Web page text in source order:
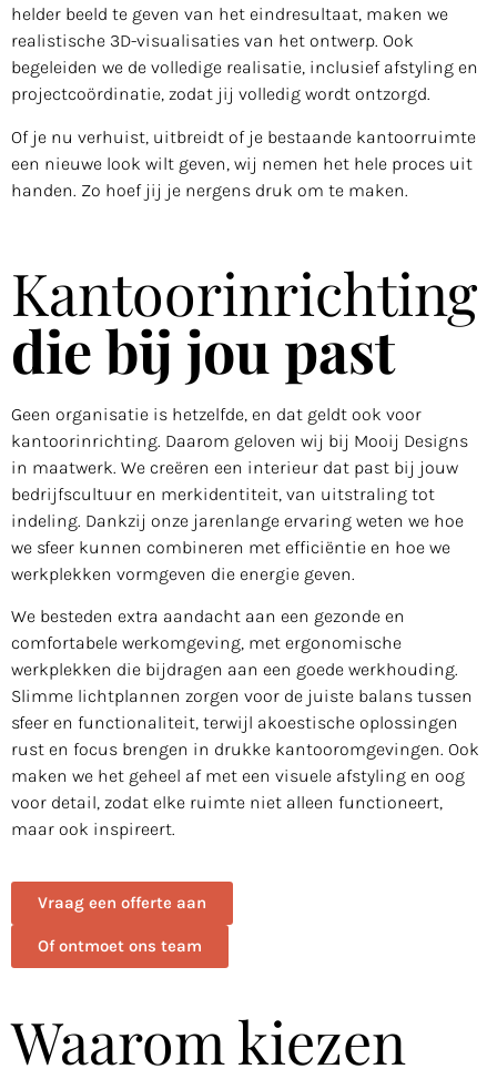
helder beeld te geven van het eindresultaat, maken we
realistische 3D-visualisaties van het ontwerp. Ook
begeleiden we de volledige realisatie, inclusief afstyling en
projectcoördinatie, zodat jij volledig wordt ontzorgd.
Of je nu verhuist, uitbreidt of je bestaande kantoorruimte
een nieuwe look wilt geven, wij nemen het hele proces uit
handen. Zo hoef jij je nergens druk om te maken.
Kantoorinrichting
die bij jou past
Geen organisatie is hetzelfde, en dat geldt ook voor
kantoorinrichting. Daarom geloven wij bij Mooij Designs
in maatwerk. We creëren een interieur dat past bij jouw
bedrijfscultuur en merkidentiteit, van uitstraling tot
indeling. Dankzij onze jarenlange ervaring weten we hoe
we sfeer kunnen combineren met efficiëntie en hoe we
werkplekken vormgeven die energie geven.
We besteden extra aandacht aan een gezonde en
comfortabele werkomgeving, met ergonomische
werkplekken die bijdragen aan een goede werkhouding.
Slimme lichtplannen zorgen voor de juiste balans tussen
sfeer en functionaliteit, terwijl akoestische oplossingen
rust en focus brengen in drukke kantooromgevingen. Ook
maken we het geheel af met een visuele afstyling en oog
voor detail, zodat elke ruimte niet alleen functioneert,
maar ook inspireert.
Vraag een offerte aan
Of ontmoet ons team
Waarom kiezen